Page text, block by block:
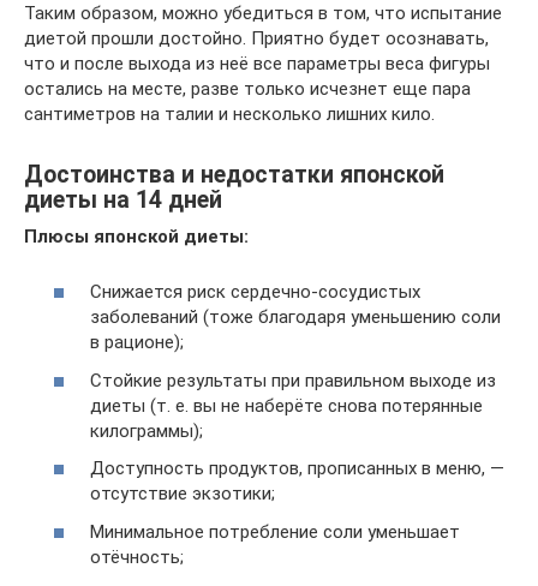
Таким образом, можно убедиться в том, что испытание
диетой прошли достойно. Приятно будет осознавать,
что и после выхода из неё все параметры веса фигуры
остались на месте, разве только исчезнет еще пара
сантиметров на талии и несколько лишних кило.
Достоинства и недостатки японской
диеты на 14 дней
Плюсы японской диеты:
Снижается риск сердечно-сосудистых
заболеваний (тоже благодаря уменьшению соли
в рационе);
Стойкие результаты при правильном выходе из
диеты (т. е. вы не наберёте снова потерянные
килограммы);
Доступность продуктов, прописанных в меню, —
отсутствие экзотики;
Минимальное потребление соли уменьшает
отёчность;